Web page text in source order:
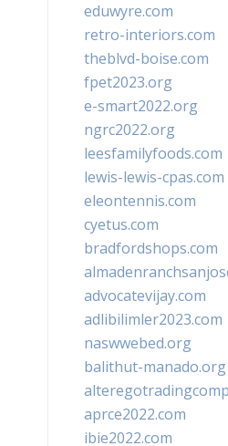
eduwyre.com
retro-interiors.com
theblvd-boise.com
fpet2023.org
e-smart2022.org
ngrc2022.org
leesfamilyfoods.com
lewis-lewis-cpas.com
eleontennis.com
cyetus.com
bradfordshops.com
advocatevijay.com
adlibilimler2023.com
naswwebed.org
balithut-manado.org
aprce2022.com
ibie2022.com